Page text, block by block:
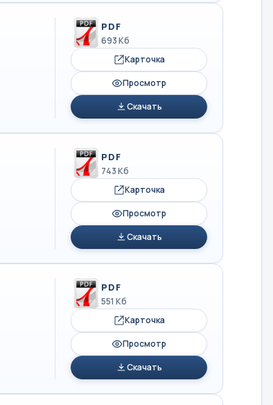
PDF
693 Кб
Карточка
Просмотр
Скачать
PDF
743 Кб
Карточка
Просмотр
Скачать
PDF
551 Кб
Карточка
Просмотр
Скачать